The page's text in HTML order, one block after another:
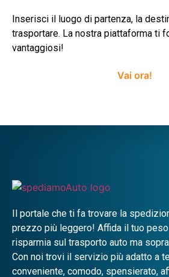
Inserisci il luogo di partenza, la
trasportare. La nostra piattaforma ti
vantaggiosi!
Vai ora!
Il portale che ti fa trovare la
prezzo più leggero! Affida il tuo
risparmia sul trasporto auto ma
Con noi trovi il servizio più adatto a
conveniente, comodo, spensierato,